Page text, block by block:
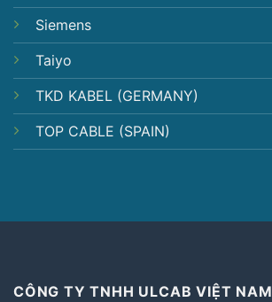
Siemens
Taiyo
TKD KABEL (GERMANY)
TOP CABLE (SPAIN)
CÔNG TY TNHH ULCAB VIỆT NAM